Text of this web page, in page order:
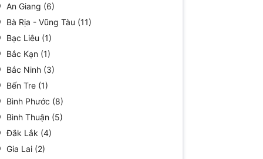
An Giang (6)
Bà Rịa - Vũng Tàu (11)
Bạc Liêu (1)
Bắc Kạn (1)
Bắc Ninh (3)
Bến Tre (1)
Bình Phước (8)
Bình Thuận (5)
Đắk Lắk (4)
Gia Lai (2)